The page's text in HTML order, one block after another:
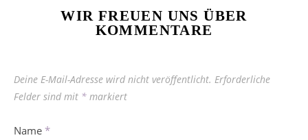
WIR FREUEN UNS ÜBER
KOMMENTARE
Deine E-Mail-Adresse wird nicht veröffentlicht. Erforderliche
Felder sind mit * markiert
Name *